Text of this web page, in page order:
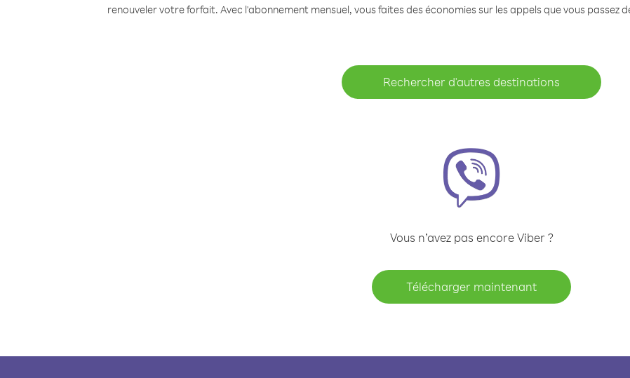
renouveler votre forfait. Avec l'abonnement mensuel, vous faites des économies sur les appels que vous passez
Rechercher d'autres destinations
Vous n’avez pas encore Viber ?
Télécharger maintenant